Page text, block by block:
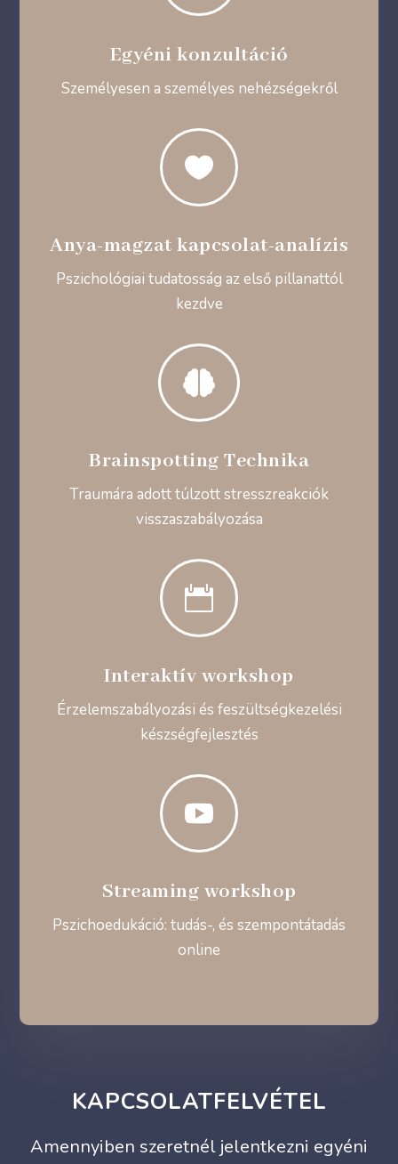
Egyéni konzultáció
Személyesen a személyes nehézségekről

Anya-magzat kapcsolat-analízis
Pszichológiai tudatosság az első pillanattól
kezdve

Brainspotting Technika
Traumára adott túlzott stresszreakciók
visszaszabályozása

Interaktív workshop
Érzelemszabályozási és feszültségkezelési
készségfejlesztés

Streaming workshop
Pszichoedukáció: tudás-, és szempontátadás
online
KAPCSOLATFELVÉTEL
Amennyiben szeretnél jelentkezni egyéni